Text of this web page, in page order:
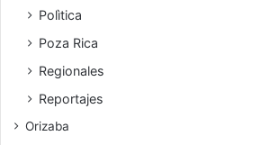
Polìtica
Poza Rica
Regionales
Reportajes
Orizaba